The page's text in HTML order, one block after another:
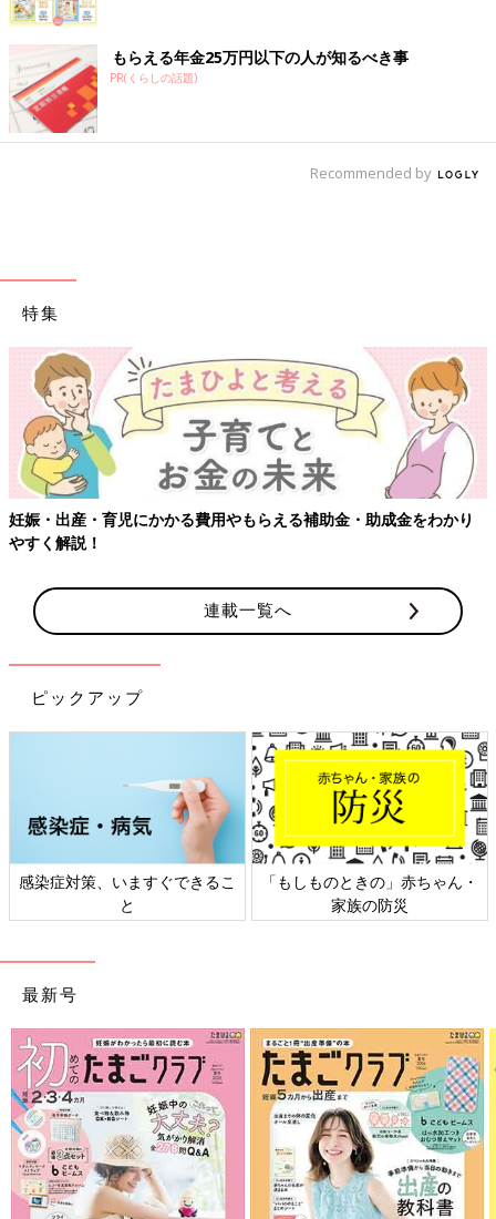
もらえる年金25万円以下の人が知るべき事
PR(くらしの話題)
Recommended by
特集
妊娠・出産・育児にかかる費用やもらえる補助金・助成金をわかり
やすく解説！
連載一覧へ
ピックアップ
感染症対策、いますぐできるこ
と
「もしものときの」赤ちゃん・
家族の防災
最新号